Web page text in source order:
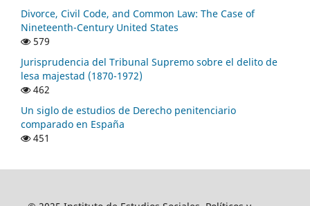
Divorce, Civil Code, and Common Law: The Case of
Nineteenth-Century United States
579
Jurisprudencia del Tribunal Supremo sobre el delito de
lesa majestad (1870-1972)
462
Un siglo de estudios de Derecho penitenciario
comparado en España
451